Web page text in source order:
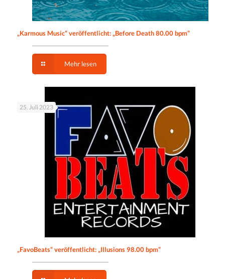
„Karmous Music“ veröffentlicht: „Before Death 80.00 bpm“
Mehr lesen
25. Juli 2023
„FavoBeats“ veröffentlicht: „Illusions 98.00 bpm“